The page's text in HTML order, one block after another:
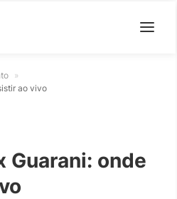
»
ao vivo
Guarani: onde